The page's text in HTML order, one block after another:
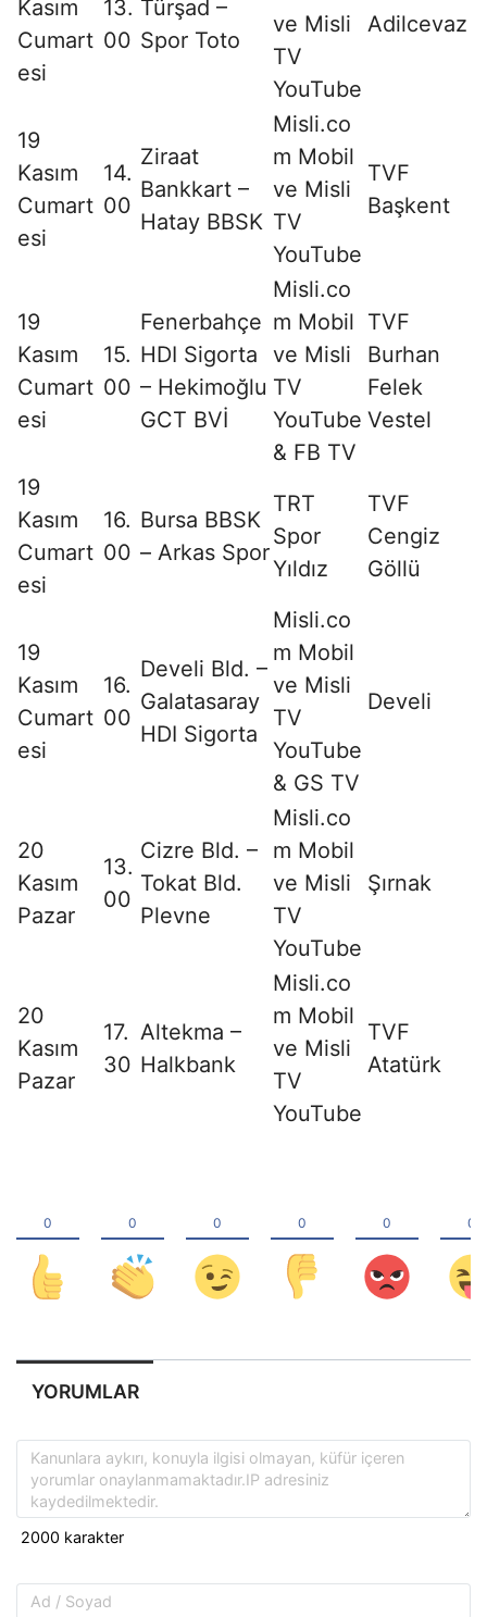
Kasım
Cumart
esi
13.
00
Türşad –
Spor Toto
ve Misli
TV
YouTube
Adilcevaz
19
Kasım
Cumart
esi
14.
00
Ziraat
Bankkart –
Hatay BBSK
Misli.co
m Mobil
ve Misli
TV
YouTube
TVF
Başkent
19
Kasım
Cumart
esi
15.
00
Fenerbahçe
HDI Sigorta
– Hekimoğlu
GCT BVİ
Misli.co
m Mobil
ve Misli
TV
YouTube
& FB TV
TVF
Burhan
Felek
Vestel
19
Kasım
Cumart
esi
16.
00
Bursa BBSK
– Arkas Spor
TRT
Spor
Yıldız
TVF
Cengiz
Göllü
19
Kasım
Cumart
esi
16.
00
Develi Bld. –
Galatasaray
HDI Sigorta
Misli.co
m Mobil
ve Misli
TV
YouTube
& GS TV
Develi
20
Kasım
Pazar
13.
00
Cizre Bld. –
Tokat Bld.
Plevne
Misli.co
m Mobil
ve Misli
TV
YouTube
Şırnak
20
Kasım
Pazar
17.
30
Altekma –
Halkbank
Misli.co
m Mobil
ve Misli
TV
YouTube
TVF
Atatürk
YORUMLAR